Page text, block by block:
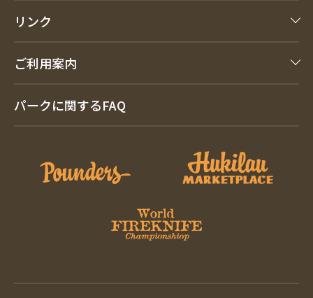
リンク
ご利用案内
パークに関するFAQ